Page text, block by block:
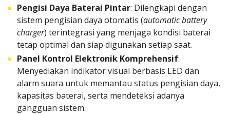
Pengisi Daya Baterai Pintar: Dilengkapi dengan
sistem pengisian daya otomatis (automatic battery
charger) terintegrasi yang menjaga kondisi baterai
tetap optimal dan siap digunakan setiap saat.
Panel Kontrol Elektronik Komprehensif:
Menyediakan indikator visual berbasis LED dan
alarm suara untuk memantau status pengisian daya,
kapasitas baterai, serta mendeteksi adanya
gangguan sistem.